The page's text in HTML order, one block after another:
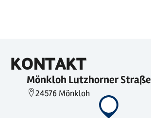
KONTAKT
Mönkloh Lutzhorner Straße
24576 Mönkloh